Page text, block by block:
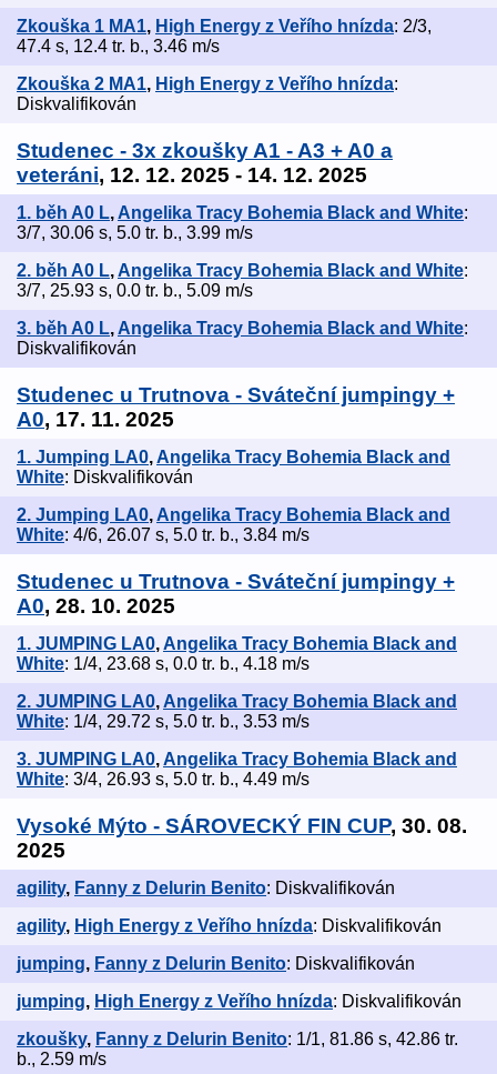
Zkouška 1 MA1, High Energy z Veřího hnízda: 2/3,
47.4 s, 12.4 tr. b., 3.46 m/s
Zkouška 2 MA1, High Energy z Veřího hnízda:
Diskvalifikován
Studenec - 3x zkoušky A1 - A3 + A0 a
veteráni, 12. 12. 2025 - 14. 12. 2025
1. běh A0 L, Angelika Tracy Bohemia Black and White:
3/7, 30.06 s, 5.0 tr. b., 3.99 m/s
2. běh A0 L,Angelika Tracy Bohemia Black and White:
3/7, 25.93 s, 0.0 tr. b., 5.09 m/s
3. běh A0 L, Angelika Tracy Bohemia Black and White:
Diskvalifikován
Studenec u Trutnova - Sváteční jumpingy +
A0, 17. 11. 2025
1. Jumping LA0,Angelika Tracy Bohemia Black and
White: Diskvalifikován
2. Jumping LA0, Angelika Tracy Bohemia Black and
White: 4/6, 26.07 s, 5.0 tr. b., 3.84 m/s
Studenec u Trutnova - Sváteční jumpingy +
A0, 28. 10. 2025
1. JUMPING LA0,Angelika Tracy Bohemia Black and
White: 1/4, 23.68 s, 0.0 tr. b., 4.18 m/s
2. JUMPING LA0, Angelika Tracy Bohemia Black and
White: 1/4, 29.72 s, 5.0 tr. b., 3.53 m/s
3. JUMPING LA0,Angelika Tracy Bohemia Black and
White: 3/4, 26.93 s, 5.0 tr. b., 4.49 m/s
Vysoké Mýto - SÁROVECKÝ FIN CUP, 30. 08.
2025
agility, Fanny z Delurin Benito: Diskvalifikován
agility, High Energy z Veřího hnízda: Diskvalifikován
jumping, Fanny z Delurin Benito: Diskvalifikován
jumping, High Energy z Veřího hnízda: Diskvalifikován
zkoušky, Fanny z Delurin Benito: 1/1, 81.86 s, 42.86 tr.
b., 2.59 m/s